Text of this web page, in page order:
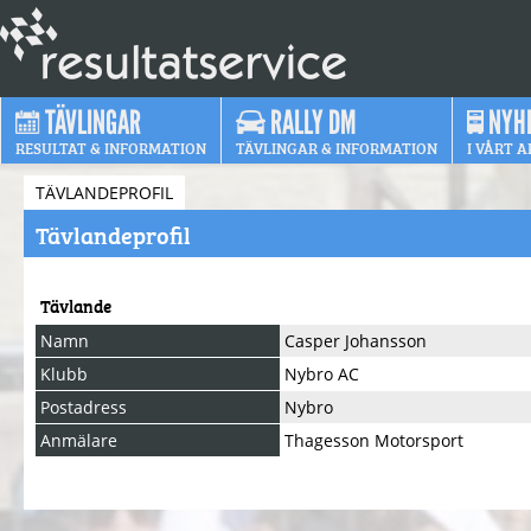
TÄVLINGAR
RESULTAT & INFORMATION
RALLY DM
TÄVLINGAR & INFORMATION I VÅRT
TÄVLANDEPROFIL
Tävlandeprofil
Tävlande
Namn
Casper Johansson
Klubb
Nybro AC
Postadress
Nybro
Anmälare
Thagesson Motorsport